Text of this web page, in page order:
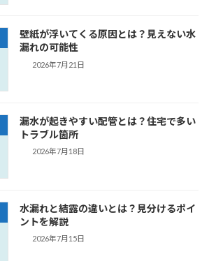
壁紙が浮いてくる原因とは？見えない水
漏れの可能性
2026年7月21日
漏水が起きやすい配管とは？住宅で多い
トラブル箇所
2026年7月18日
水漏れと結露の違いとは？見分けるポイ
ントを解説
2026年7月15日